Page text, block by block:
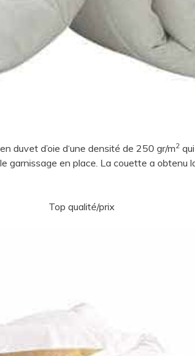
duvet d’oie d‘une densité de 250 gr/m2
garnissage en place. La couette a obtenu
Top qualité/prix